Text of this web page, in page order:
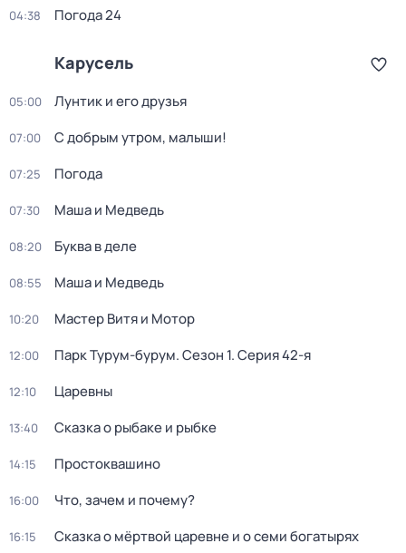
04:38 Погода 24
Карусель
05:00 Лунтик и его друзья
07:00 С добрым утром, малыши!
07:25 Погода
07:30 Маша и Медведь
08:20 Буква в деле
08:55 Маша и Медведь
10:20 Мастер Витя и Мотор
12:00 Парк Турум-бурум. Сезон 1. Серия 42-я
12:10 Царевны
13:40 Сказка о рыбаке и рыбке
14:15 Простоквашино
16:00 Что, зачем и почему?
16:15 Сказка о мёртвой царевне и о семи богатырях